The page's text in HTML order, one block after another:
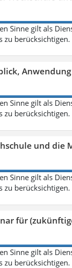
Sinne gilt als
berücksichtigen.
Sinne gilt als
berücksichtigen.
und die
Sinne gilt als
berücksichtigen.
für
Sinne gilt als
berücksichtigen.